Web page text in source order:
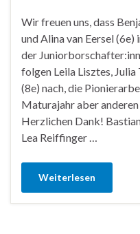
Wir freuen uns, dass
und Alina van Eersel (6e)
der
folgen Leila Lisztes,
(8e) nach, die
Maturajahr aber
Herzlichen Dank!
Lea Reiffinger …
Weiterlesen